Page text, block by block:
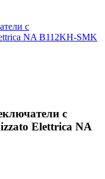
с
Elettrica NA